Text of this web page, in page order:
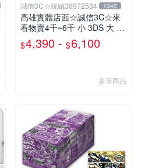
誠信3C☆統編36972534 1342
高雄實體店面☆誠信3C☆來
看物賣4千~6千 小 3DS 大 3
DS LL 主機 二手功能正常 也
可用各式物品換
$4,390 - $6,100
多筆商品